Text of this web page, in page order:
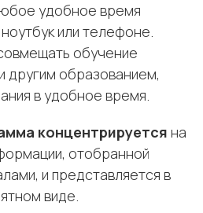
удобное время
или телефоне.
обучение
другим образованием,
в удобное время.
концентрируется на
отобранной
и представляется в
виде.